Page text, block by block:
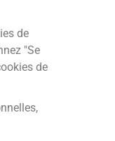
de
"Se
de